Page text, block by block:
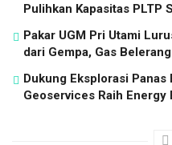
Pulihkan Kapasitas PLTP
Pakar UGM Pri Utami
dari Gempa, Gas
Dukung Eksplorasi
Geoservices Raih